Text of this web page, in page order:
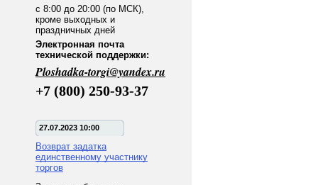
с 8:00 до 20:00 (по МСК),
кроме выходных и
праздничных дней
Электронная почта
технической поддержки:
Ploshadka-torgi@yandex.ru
+7 (800) 250-93-37
27.07.2023 10:00
Возврат задатка
единственному участнику
торгов